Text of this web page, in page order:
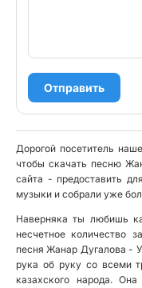
Отправить
Дорогой посетитель
чтобы скачать песню
сайта - предоставить
музыки и собрали уже
Наверняка ты любишь
несчетное количество
песня Жанар Дугалова -
рука об руку со всеми
казахского народа.